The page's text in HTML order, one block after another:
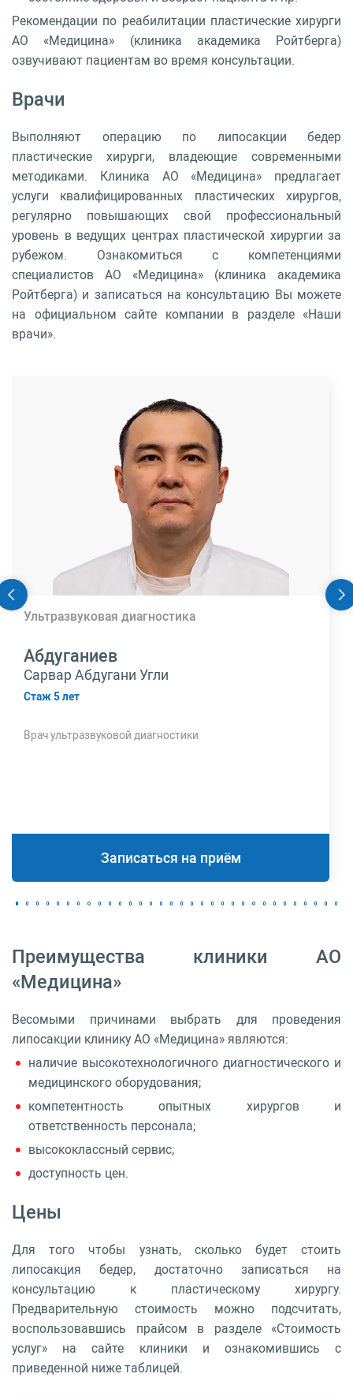
Рекомендации по реабилитации пластические хирурги
АО «Медицина» (клиника академика Ройтберга)
озвучивают пациентам во время консультации.
Врачи
Выполняют операцию по липосакции бедер
пластические хирурги, владеющие современными
методиками. Клиника АО «Медицина» предлагает
услуги квалифицированных пластических хирургов,
регулярно повышающих свой профессиональный
уровень в ведущих центрах пластической хирургии за
рубежом. Ознакомиться с компетенциями
специалистов АО «Медицина» (клиника академика
Ройтберга) и записаться на консультацию Вы можете
на официальном сайте компании в разделе «Наши
врачи».
Ультразвуковая диагностика
Абдуганиев
Сарвар Абдугани Угли
Стаж 5 лет
Врач ультразвуковой диагностики
Записаться на приём
Преимущества клиники АО
«Медицина»
Весомыми причинами выбрать для проведения
липосакции клинику АО «Медицина» являются:
наличие высокотехнологичного диагностического и
медицинского оборудования;
компетентность опытных хирургов и
ответственность персонала;
высококлассный сервис;
доступность цен.
Цены
Для того чтобы узнать, сколько будет стоить
липосакция бедер, достаточно записаться на
консультацию к пластическому хирургу.
Предварительную стоимость можно подсчитать,
воспользовавшись прайсом в разделе «Стоимость
услуг» на сайте клиники и ознакомившись с
приведенной ниже таблицей.